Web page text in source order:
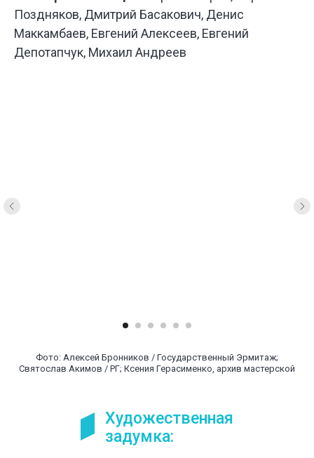
Поздняков, Дмитрий Басакович, Денис
Маккамбаев, Евгений Алексеев, Евгений
Депотапчук, Михаил Андреев
Фото: Алексей Бронников / Государственный Эрмитаж;
Святослав Акимов / РГ; Ксения Герасименко, архив мастерской
Художественная
задумка: